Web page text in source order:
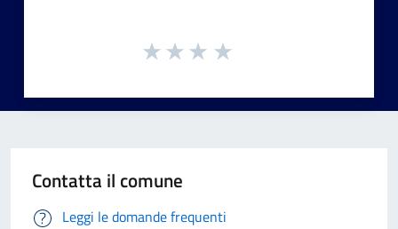
Contatta il comune
Leggi le domande frequenti